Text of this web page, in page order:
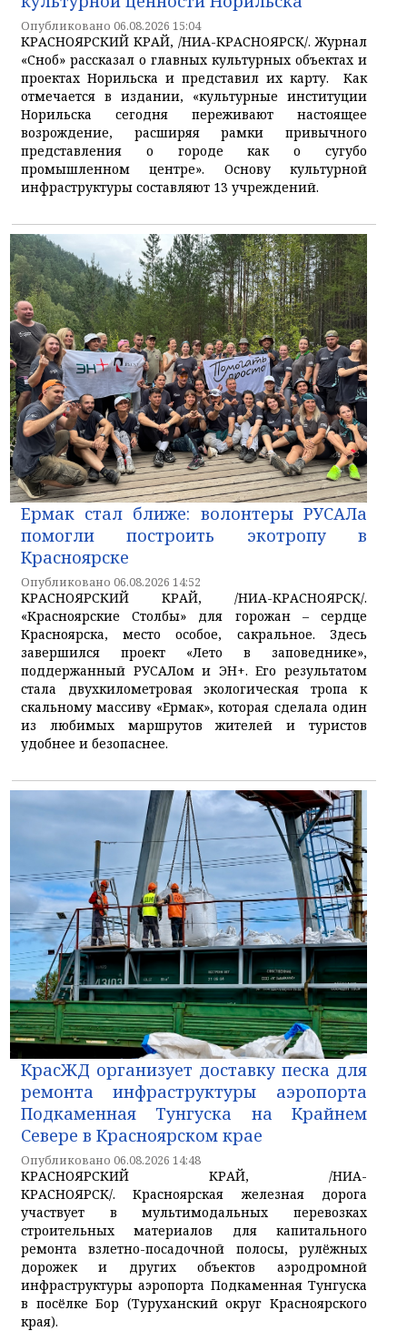
Опубликовано 06.08.2026 15:04
КРАСНОЯРСКИЙ КРАЙ, /НИА-КРАСНОЯРСК/. Журнал
«Сноб» рассказал о главных культурных объектах и
проектах Норильска и представил их карту. Как
отмечается в издании, «культурные институции
Норильска сегодня переживают настоящее
возрождение, расширяя рамки привычного
представления о городе как о сугубо
промышленном центре». Основу культурной
инфраструктуры составляют 13 учреждений.
Ермак стал ближе: волонтеры РУСАЛа
помогли построить экотропу в
Красноярске
Опубликовано 06.08.2026 14:52
КРАСНОЯРСКИЙ КРАЙ, /НИА-КРАСНОЯРСК/.
«Красноярские Столбы» для горожан – сердце
Красноярска, место особое, сакральное. Здесь
завершился проект «Лето в заповеднике»,
поддержанный РУСАЛом и ЭН+. Его результатом
стала двухкилометровая экологическая тропа к
скальному массиву «Ермак», которая сделала один
из любимых маршрутов жителей и туристов
удобнее и безопаснее.
КрасЖД организует доставку песка для
ремонта инфраструктуры аэропорта
Подкаменная Тунгуска на Крайнем
Севере в Красноярском крае
Опубликовано 06.08.2026 14:48
КРАСНОЯРСКИЙ КРАЙ, /НИА-
КРАСНОЯРСК/. Красноярская железная дорога
участвует в мультимодальных перевозках
строительных материалов для капитального
ремонта взлетно-посадочной полосы, рулёжных
дорожек и других объектов аэродромной
инфраструктуры аэропорта Подкаменная Тунгуска
в посёлке Бор (Туруханский округ Красноярского
края).